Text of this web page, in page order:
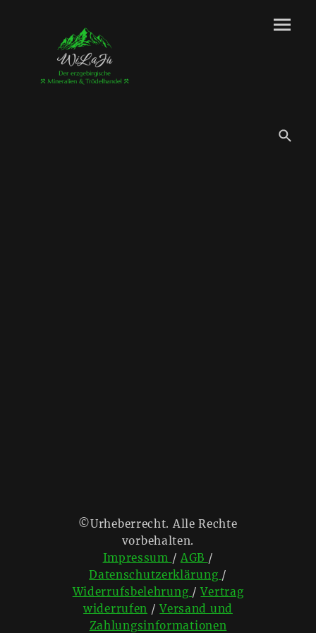
©Urheberrecht. Alle Rechte
vorbehalten.
Impressum / AGB /
Datenschutzerklärung /
Widerrufsbelehrung /Vertrag
widerrufen /Versand und
Zahlungsinformationen